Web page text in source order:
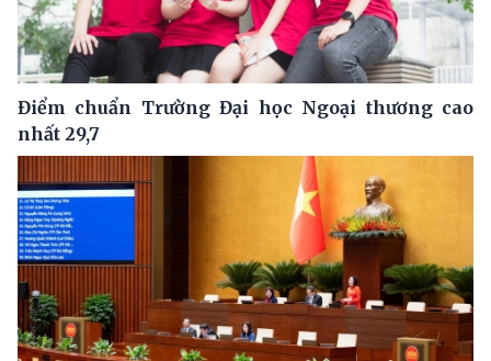
Điểm chuẩn Trường Đại học Ngoại thương cao
nhất 29,7